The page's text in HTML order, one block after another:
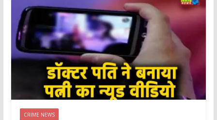
CRIME NEWS